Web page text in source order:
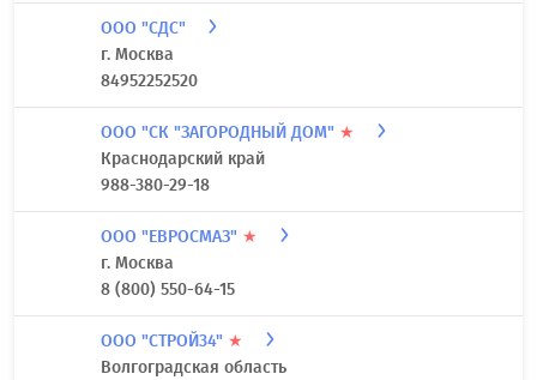
ООО "СДС"
г. Москва
84952252520
ООО "СК "ЗАГОРОДНЫЙ ДОМ" ★
Краснодарский край
988-380-29-18
ООО "ЕВРОСМАЗ" ★
г. Москва
8 (800) 550-64-15
ООО "СТРОЙ34" ★
Волгоградская область